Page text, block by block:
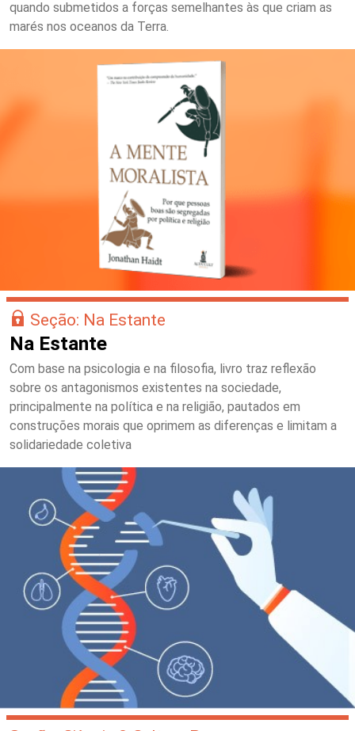
quando submetidos a forças semelhantes às que criam as
marés nos oceanos da Terra.
Seção: Na Estante
Na Estante
Com base na psicologia e na filosofia, livro traz reflexão
sobre os antagonismos existentes na sociedade,
principalmente na política e na religião, pautados em
construções morais que oprimem as diferenças e limitam a
solidariedade coletiva